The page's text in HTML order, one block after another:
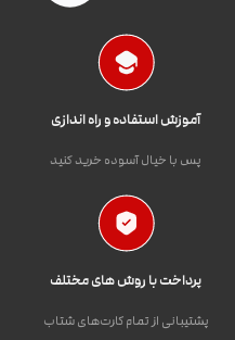
آموزش استفاده و راه اندازی
پس با خیال آسوده خرید کنید
پرداخت با روش های مختلف
پشتیبانی از تمام کارت‌های شتاب